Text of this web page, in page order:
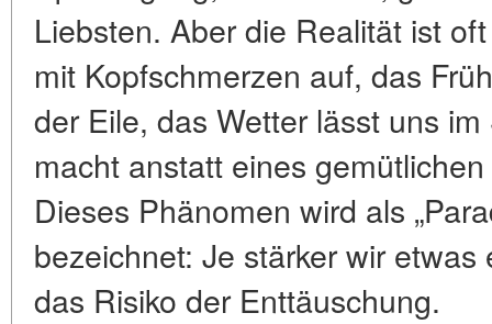
Liebsten. Aber die Realität ist
mit Kopfschmerzen auf, das
der Eile, das Wetter lässt uns
macht anstatt eines
Dieses Phänomen wird als
bezeichnet: Je stärker wir
das Risiko der Enttäuschung.